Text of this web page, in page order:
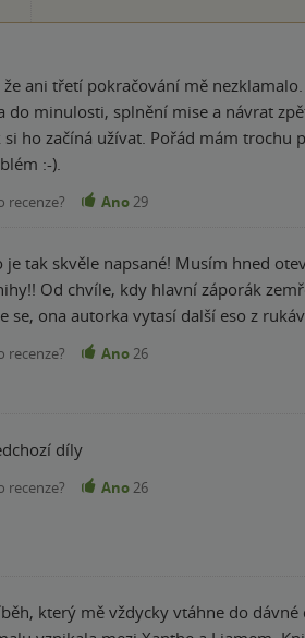
že ani třetí pokračování mě
do minulosti, splnění mise a návrat
si ho začíná užívat. Pořád mám
:⁠-⁠).
recenze? Ano 29
je tak skvěle napsané! Musím hned
Od chvíle, kdy hlavní záporák
recenze? Ano 26
díly
recenze? Ano 26
který mě vždycky vtáhne do